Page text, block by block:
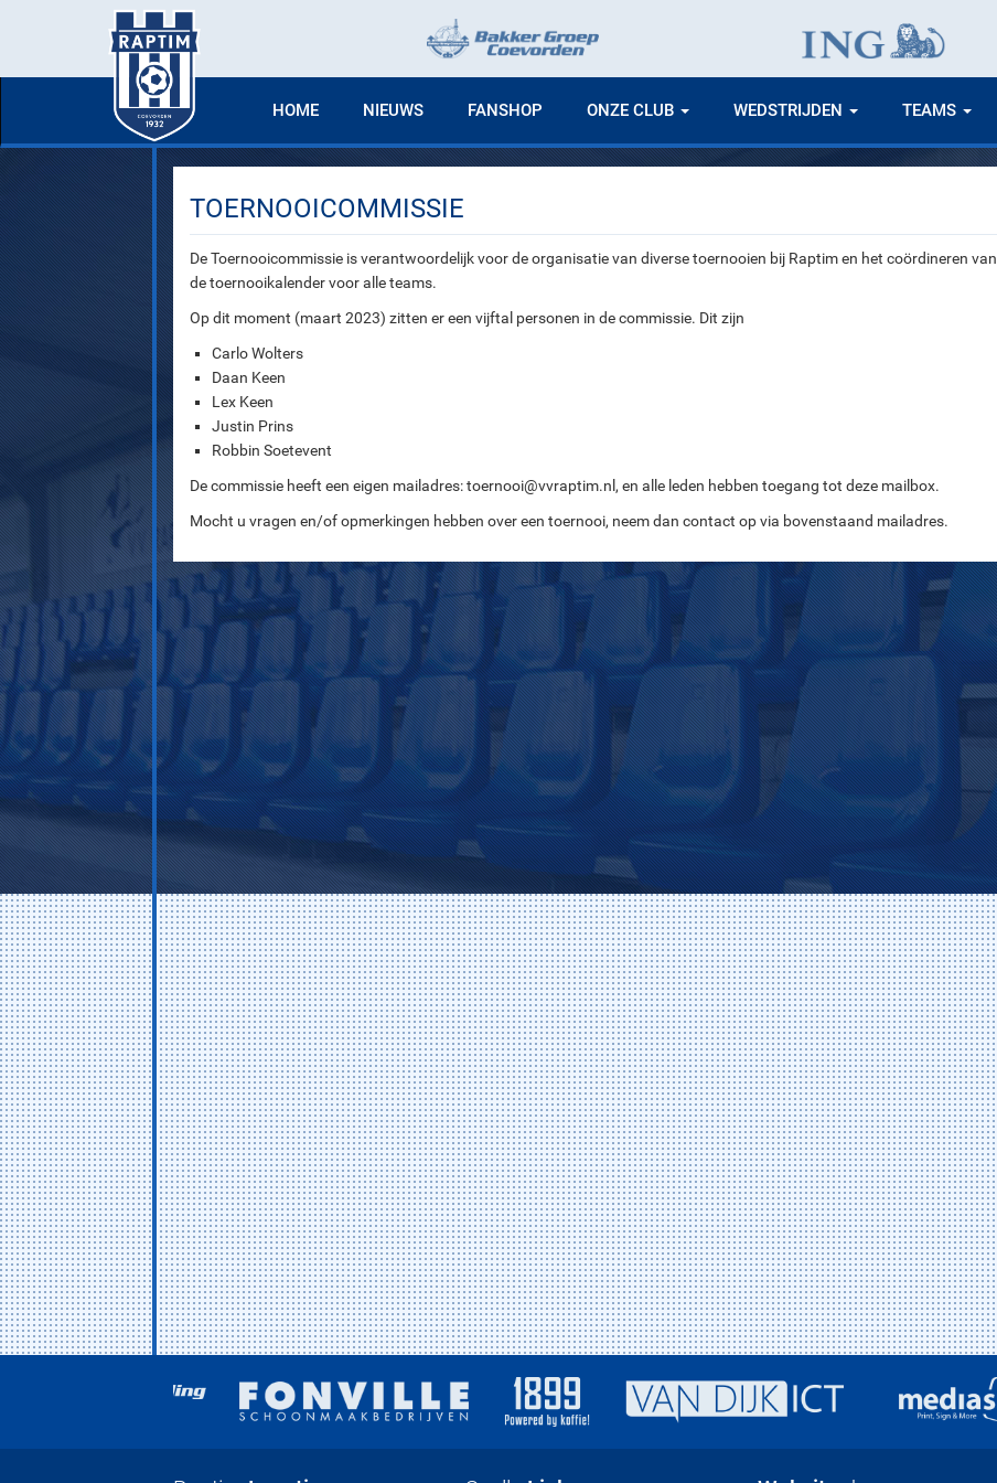
HOME NIEUWS FANSHOP ONZE CLUB WEDSTRIJDEN TEAMS
TOERNOOICOMMISSIE
De Toernooicommissie is verantwoordelijk voor de organisatie van diverse toernooien bij Raptim en het coördineren van
de toernooikalender voor alle teams.
Op dit moment (maart 2023) zitten er een vijftal personen in de commissie. Dit zijn
Carlo Wolters
Daan Keen
Lex Keen
Justin Prins
Robbin Soetevent
De commissie heeft een eigen mailadres: toernooi@vvraptim.nl, en alle leden hebben toegang tot deze mailbox.
Mocht u vragen en/of opmerkingen hebben over een toernooi, neem dan contact op via bovenstaand mailadres.